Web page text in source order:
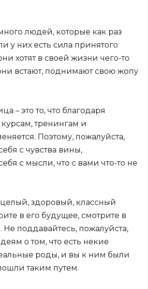
людей, которые как раз
у них есть сила принятого
хотят в своей жизни чего-то
встают, поднимают свою жопу
– это то, что благодаря
тренингам и
Поэтому, пожалуйста,
с чувства вины,
с мысли, что с вами что-то не
целый, здоровый, классный
в его будущее, смотрите в
Не поддавайтесь, пожалуйста,
о том, что есть некие
роды, и вы к ним были
таким путем.